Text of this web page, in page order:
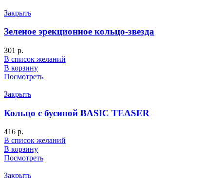
Закрыть
Зеленое эрекционное кольцо-звезда
301 р.
В список желаний
В корзину
Посмотреть
Закрыть
Кольцо с бусиной BASIC TEASER
416 р.
В список желаний
В корзину
Посмотреть
Закрыть